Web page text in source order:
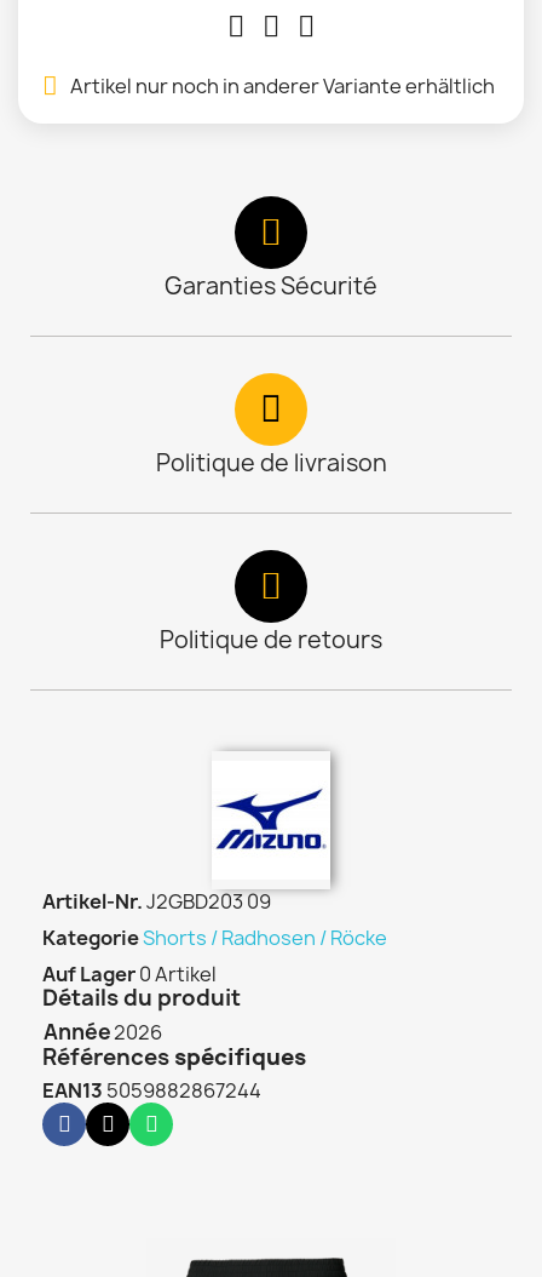
Artikel nur noch in anderer Variante erhältlich
Garanties Sécurité
Politique de livraison
Politique de retours
Artikel-Nr.J2GBD203 09
KategorieShorts / Radhosen / Röcke
Auf Lager0 Artikel
Détails du produit
Année2026
Références spécifiques
EAN13 5059882867244